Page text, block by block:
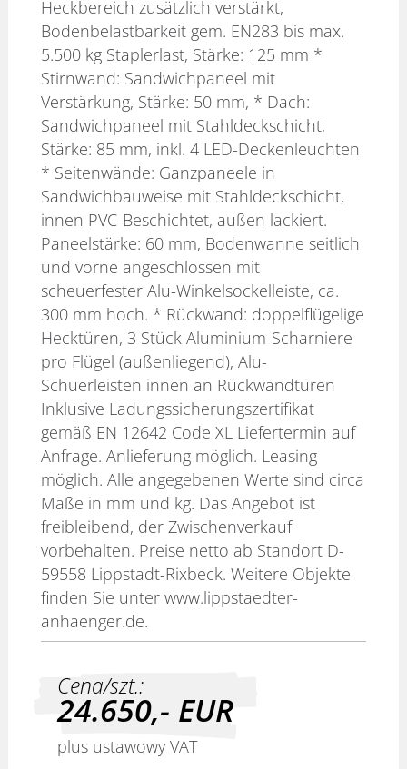
Heckbereich zusätzlich verstärkt,
Bodenbelastbarkeit gem. EN283 bis max.
5.500 kg Staplerlast, Stärke: 125 mm *
Stirnwand: Sandwichpaneel mit
Verstärkung, Stärke: 50 mm, * Dach:
Sandwichpaneel mit Stahldeckschicht,
Stärke: 85 mm, inkl. 4 LED-Deckenleuchten
* Seitenwände: Ganzpaneele in
Sandwichbauweise mit Stahldeckschicht,
innen PVC-Beschichtet, außen lackiert.
Paneelstärke: 60 mm, Bodenwanne seitlich
und vorne angeschlossen mit
scheuerfester Alu-Winkelsockelleiste, ca.
300 mm hoch. * Rückwand: doppelflügelige
Hecktüren, 3 Stück Aluminium-Scharniere
pro Flügel (außenliegend), Alu-
Schuerleisten innen an Rückwandtüren
Inklusive Ladungssicherungszertifikat
gemäß EN 12642 Code XL Liefertermin auf
Anfrage. Anlieferung möglich. Leasing
möglich. Alle angegebenen Werte sind circa
Maße in mm und kg. Das Angebot ist
freibleibend, der Zwischenverkauf
vorbehalten. Preise netto ab Standort D-
59558 Lippstadt-Rixbeck. Weitere Objekte
finden Sie unter www.lippstaedter-
anhaenger.de.
Cena/szt.:
24.650,- EUR
plus ustawowy VAT